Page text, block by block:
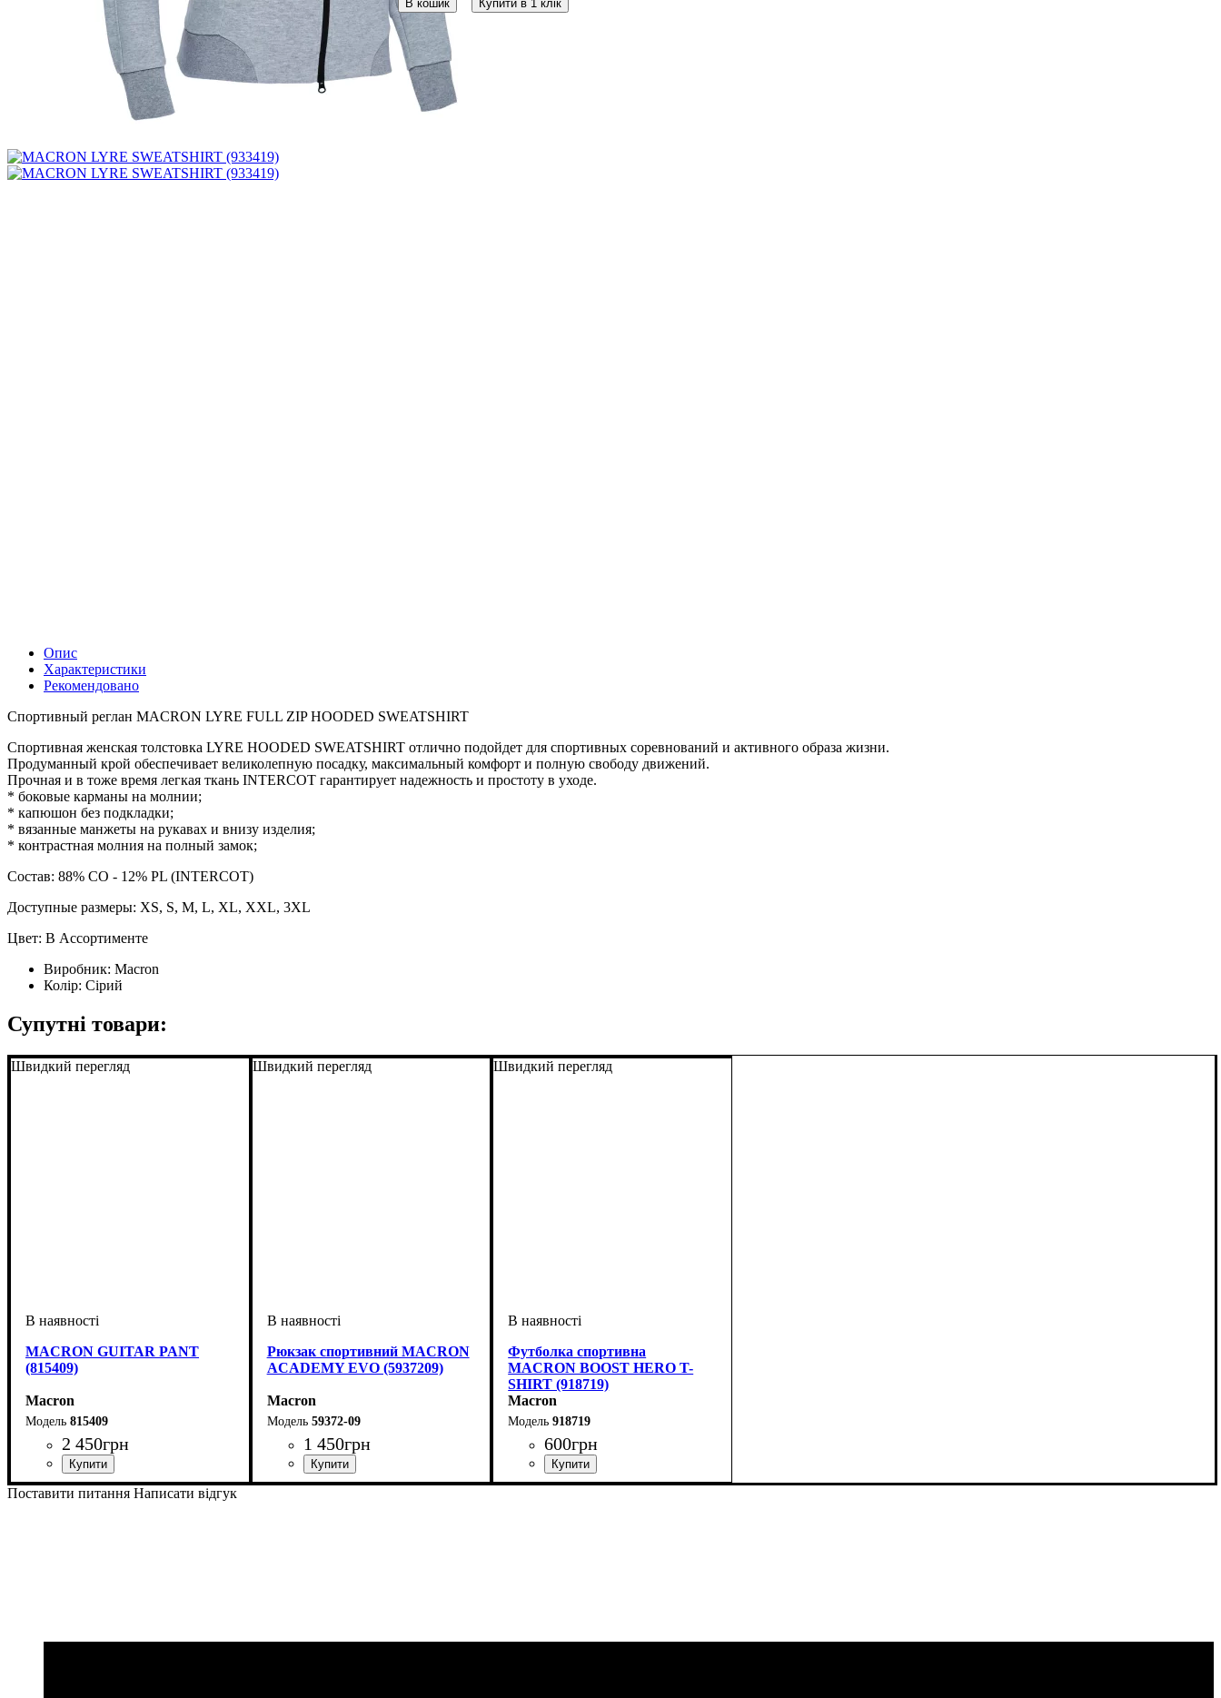
В кошик Купити в 1 клік
Опис
Характеристики
Рекомендовано
Спортивный реглан MACRON LYRE FULL ZIP HOODED SWEATSHIRT
Спортивная женская толстовка LYRE HOODED SWEATSHIRT отлично подойдет для спортивных соревнований и активного образа жизни.
Продуманный крой обеспечивает великолепную посадку, максимальный комфорт и полную свободу движений.
Прочная и в тоже время легкая ткань INTERCOT гарантирует надежность и простоту в уходе.
* боковые карманы на молнии;
* капюшон без подкладки;
* вязанные манжеты на рукавах и внизу изделия;
* контрастная молния на полный замок;
Состав: 88% CO - 12% PL (INTERCOT)
Доступные размеры: XS, S, M, L, XL, XXL, 3XL
Цвет: В Ассортименте
Виробник: Macron
Колір: Сірий
Супутні товари:
Швидкий перегляд
MACRON GUITAR PANT
(815409)
Macron
815409
2 450грн
Виробник: Macron
Колір: Чорний
Швидкий перегляд
Рюкзак спортивний MACRON
ACADEMY EVO (5937209)
Macron
59372-09
1 450грн
Стать: Унісекс, Дитяче
Виробник: Macron
Колір: Чорний
Швидкий перегляд
Футболка спортивна
MACRON BOOST HERO T-
SHIRT (918719)
Macron
918719
600грн
Стать: Дитяче, Унісекс, Чоловічий
Виробник: Macron
Колір: Сірий
Поставити питання Написати відгук